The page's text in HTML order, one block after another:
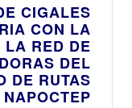
CIGALES
CON LA
LA RED DE
DEL
DE RUTAS